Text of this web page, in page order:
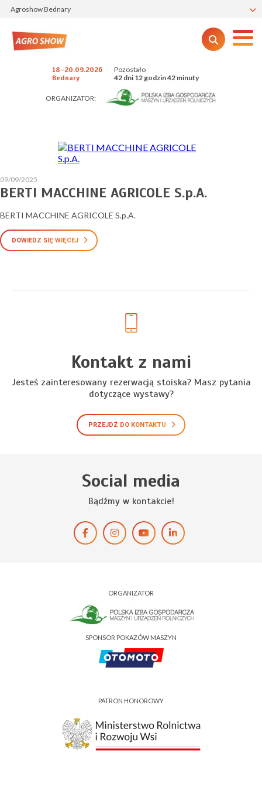
Agroshow Bednary
18-20.09.2026
Bednary
Pozostało
42 dni 12 godzin 42 minuty
ORGANIZATOR:
09/09/2025
BERTI MACCHINE AGRICOLE S.p.A.
BERTI MACCHINE AGRICOLE S.p.A.
DOWIEDZ SIĘ WIĘCEJ
Kontakt z nami
Jesteś zainteresowany rezerwacją stoiska? Masz pytania
dotyczące wystawy?
PRZEJDŹ DO KONTAKTU
Social media
Bądźmy w kontakcie!
ORGANIZATOR
SPONSOR POKAZÓW MASZYN
PATRON HONOROWY